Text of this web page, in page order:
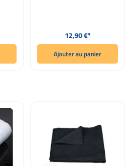
Prix régulier :
12,90 €*
Ajouter au panier